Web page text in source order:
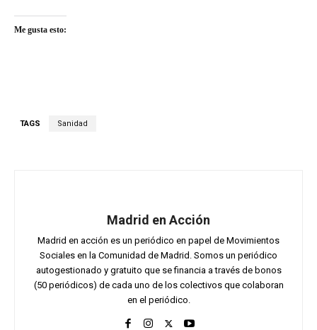
Me gusta esto:
TAGS Sanidad
Madrid en Acción
Madrid en acción es un periódico en papel de Movimientos
Sociales en la Comunidad de Madrid. Somos un periódico
autogestionado y gratuito que se financia a través de bonos
(50 periódicos) de cada uno de los colectivos que colaboran
en el periódico.